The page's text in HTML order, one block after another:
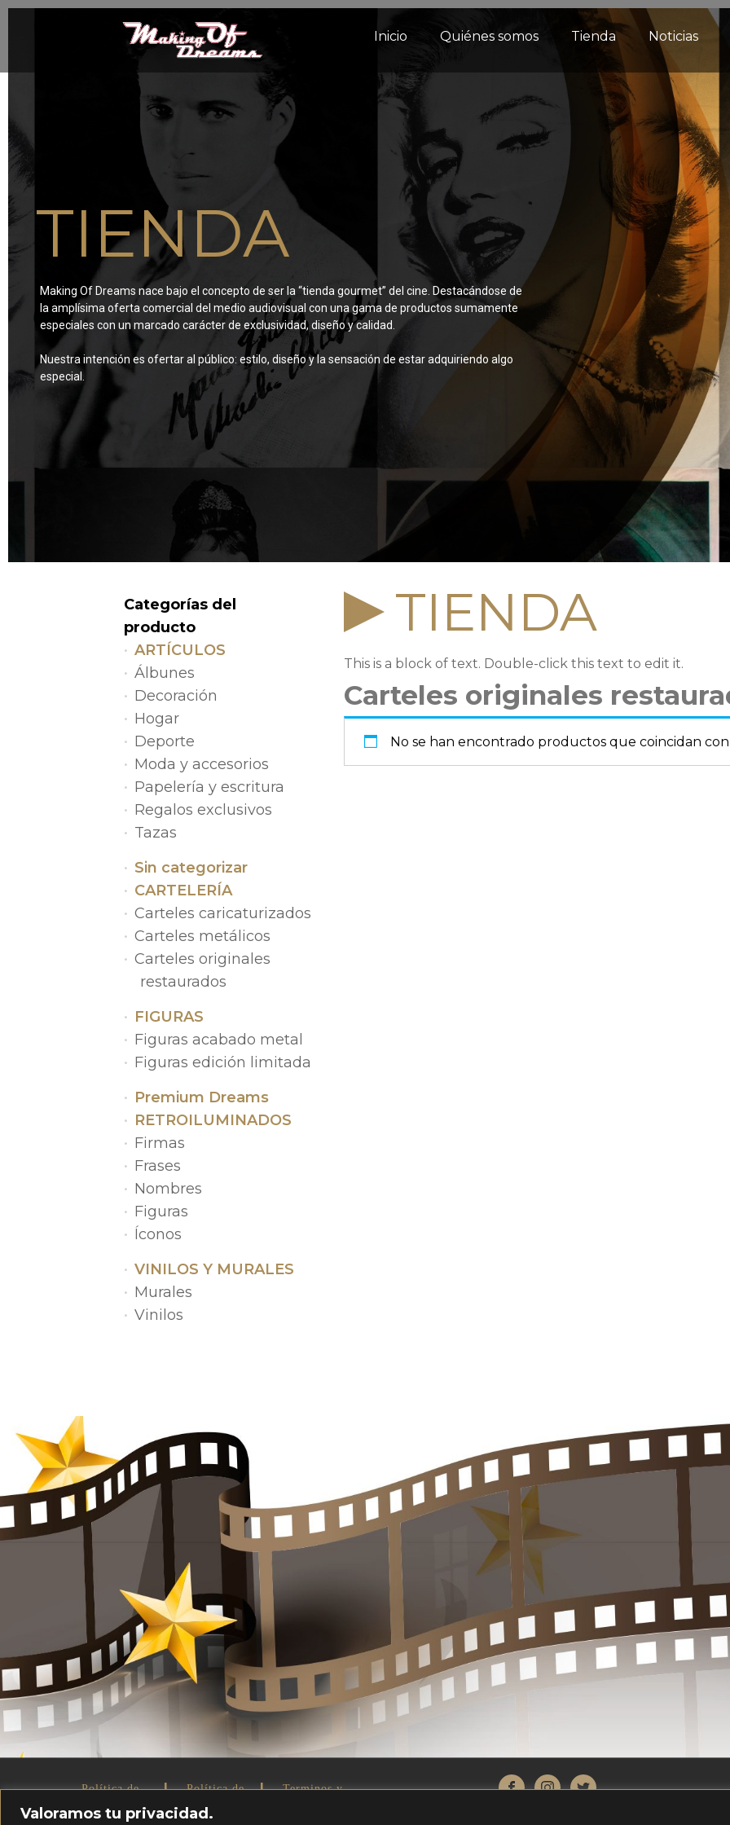
Valoramos tu privacidad.
Inicio Quiénes somos Tienda Noticias
TIENDA
Making Of Dreams nace bajo el concepto de ser la “tienda gourmet” del cine. Destacándose de
la amplísima oferta comercial del medio audiovisual con una gama de productos sumamente
especiales con un marcado carácter de exclusividad, diseño y calidad.
Nuestra intención es ofertar al público: estilo, diseño y la sensación de estar adquiriendo algo
especial.
Categorías del
producto
ARTÍCULOS
Álbunes
Decoración
Hogar
Deporte
Moda y accesorios
Papelería y escritura
Regalos exclusivos
Tazas
Sin categorizar
CARTELERÍA
Carteles caricaturizados
Carteles metálicos
Carteles originales
restaurados
FIGURAS
Figuras acabado metal
Figuras edición limitada
Premium Dreams
RETROILUMINADOS
Firmas
Frases
Nombres
Figuras
Íconos
VINILOS Y MURALES
Murales
Vinilos
TIENDA
This is a block of text. Double-click this text to edit it.
Carteles originales
No se han encontrado productos que coincidan
Política de
|
Política de
|
Terminos y